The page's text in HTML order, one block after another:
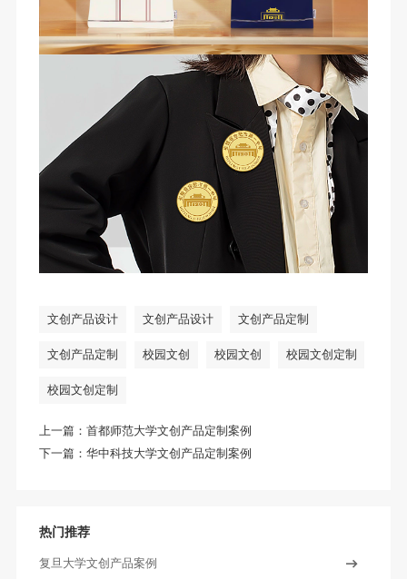
文创产品设计 文创产品设计 文创产品定制
文创产品定制 校园文创 校园文创 校园文创定制
校园文创定制
上一篇： 首都师范大学文创产品定制案例
下一篇： 华中科技大学文创产品定制案例
热门推荐
复旦大学文创产品案例